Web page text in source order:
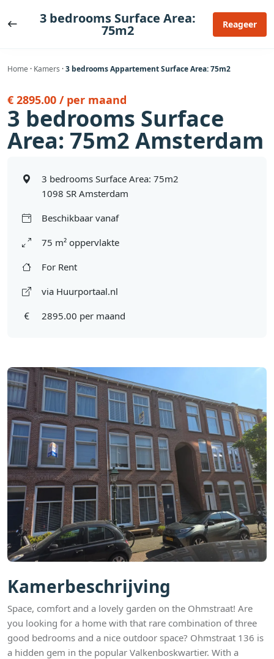
naar
3 bedrooms Surface Area:
75m2 Reageer
Home · Kamers ·3 bedrooms Appartement Surface Area: 75m2
Kamerbeschrijving
Space, comfort and a lovely garden on the Ohmstraat! Are
you looking for a home with that rare combination of three
good bedrooms and a nice outdoor space? Ohmstraat 136 is
a hidden gem in the popular Valkenboskwartier. With a
€ 2895.00 / per maand
3 bedrooms Surface
Area: 75m2 Amsterdam
3 bedrooms Surface Area: 75m2
1098 SR Amsterdam
Beschikbaar vanaf
75 m² oppervlakte
For Rent
via Huurportaal.nl
2895.00 per maand